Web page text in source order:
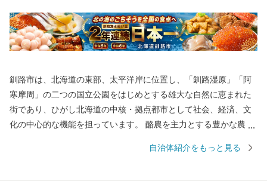
釧路市は、北海道の東部、太平洋岸に位置し、「釧路湿原」「阿
寒摩周」の二つの国立公園をはじめとする雄大な自然に恵まれた
街であり、ひがし北海道の中核・拠点都市として社会、経済、文
化の中心的な機能を担っています。 酪農を主力とする豊かな農業
を誇る水産業など、日本の食料基地といえる地域です。 安全・安
自治体紹介をもっと見る